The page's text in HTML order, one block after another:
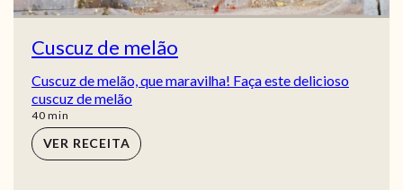
Cuscuz de melão
Cuscuz de melão, que maravilha! Faça este delicioso
cuscuz de melão
40min
min
VER RECEITA